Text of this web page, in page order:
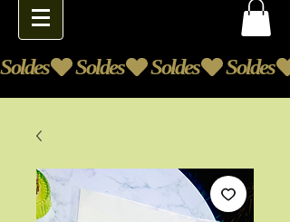
Soldes